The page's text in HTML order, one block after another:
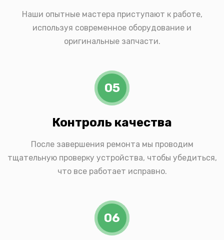
Наши опытные мастера приступают к работе,
используя современное оборудование и
оригинальные запчасти.
05
Контроль качества
После завершения ремонта мы проводим
тщательную проверку устройства, чтобы убедиться,
что все работает исправно.
06